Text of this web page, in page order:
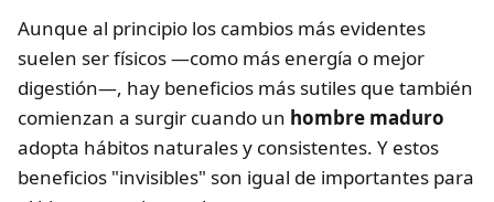
Aunque al principio los cambios más evidentes
suelen ser físicos —como más energía o mejor
digestión—, hay beneficios más sutiles que también
comienzan a surgir cuando un hombre maduro
adopta hábitos naturales y consistentes. Y estos
beneficios "invisibles" son igual de importantes para